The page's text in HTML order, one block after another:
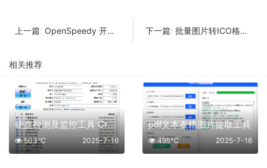
上一篇: OpenSpeedy 开源的游戏变速工具 下一篇: 批量图片转ICO格式工具
相关推荐
硬盘检测及监控工具 CrystalDiskInfo
2025-7-16
503℃
pdf文本表格图片提取工具
2025-7-16
495℃